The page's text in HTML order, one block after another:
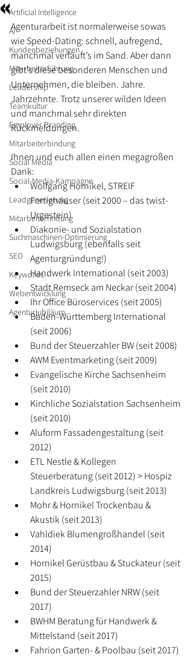
Artificial Intelligence
AI
Kundenbeziehungen
Mitarbeiterführung
Leadership
Teamkultur
Employer Branding
Mitarbeiterbindung
Social Media
Social-Media-Kampagne
Leadgenerierung
Mitarbeiterfindung
Suchmaschinen-Optimierung
SEO
Keywords
Webentwicklung
Agenturjubiläum
«
Agenturarbeit ist normalerweise sowas
wie Speed-Dating: schnell, aufregend,
manchmal verläuft’s im Sand. Aber dann
gibt’s diese besonderen Menschen und
Unternehmen, die bleiben. Jahre.
Jahrzehnte. Trotz unserer wilden Ideen
und manchmal sehr direkten
Rückmeldungen.
Ihnen und euch allen einen megagroßen
Dank:
Wolfgang Hornikel, STREIF
Fertighäuser (seit 2000 – das twist-
Urgestein)
Diakonie- und Sozialstation
Ludwigsburg (ebenfalls seit
Agenturgründung!)
Handwerk International (seit 2003)
Stadt Remseck am Neckar (seit 2004)
Ihr Office Büroservices (seit 2005)
Baden-Württemberg International
(seit 2006)
Bund der Steuerzahler BW (seit 2008)
AWM Eventmarketing (seit 2009)
Evangelische Kirche Sachsenheim
(seit 2010)
Kirchliche Sozialstation Sachsenheim
(seit 2010)
Aluform Fassadengestaltung (seit
2012)
ETL Nestle & Kollegen
Steuerberatung (seit 2012) > Hospiz
Landkreis Ludwigsburg (seit 2013)
Mohr & Hornikel Trockenbau &
Akustik (seit 2013)
Vahldiek Blumengroßhandel (seit
2014)
Hornikel Gerüstbau & Stuckateur (seit
2015)
Bund der Steuerzahler NRW (seit
2017)
BWHM Beratung für Handwerk &
Mittelstand (seit 2017)
Fahrion Garten- & Poolbau (seit 2017)